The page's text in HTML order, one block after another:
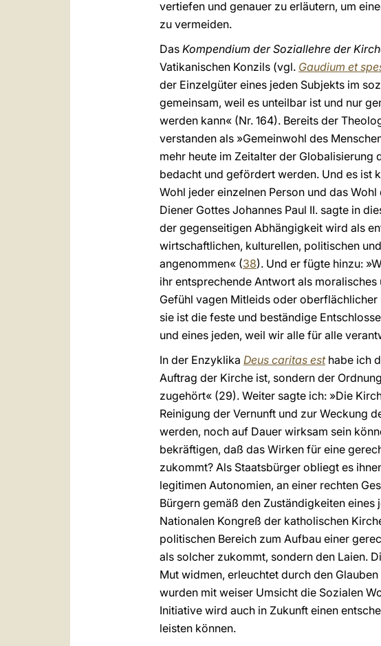
vertiefen und genauer zu erläutern, um
zu vermeiden.
Das Kompendium der Soziallehre der
Vatikanischen Konzils (vgl. Gaudium et
der Einzelgüter eines jeden Subjekts im
gemeinsam, weil es unteilbar ist und nur
werden kann« (Nr. 164). Bereits der
verstanden als »Gemeinwohl des
mehr heute im Zeitalter der Globalisierung
bedacht und gefördert werden. Und es ist
Wohl jeder einzelnen Person und das
Diener Gottes Johannes Paul II. sagte in
der gegenseitigen Abhängigkeit wird als
wirtschaftlichen, kulturellen, politischen
angenommen« (38). Und er fügte hinzu:
ihr entsprechende Antwort als moralisches
Gefühl vagen Mitleids oder oberflächlicher
sie ist die feste und beständige
und eines jeden, weil wir alle für alle
In der Enzyklika Deus caritas esthabe ich
Auftrag der Kirche ist, sondern der
zugehört« (29). Weiter sagte ich: »Die
Reinigung der Vernunft und zur Weckung
werden, noch auf Dauer wirksam sein
bekräftigen, daß das Wirken für eine
zukommt? Als Staatsbürger obliegt es
legitimen Autonomien, an einer rechten
Bürgern gemäß den Zuständigkeiten
Nationalen Kongreß der katholischen
politischen Bereich zum Aufbau einer
als solcher zukommt, sondern den Laien.
Mut widmen, erleuchtet durch den
wurden mit weiser Umsicht die Sozialen
Initiative wird auch in Zukunft einen
leisten können.